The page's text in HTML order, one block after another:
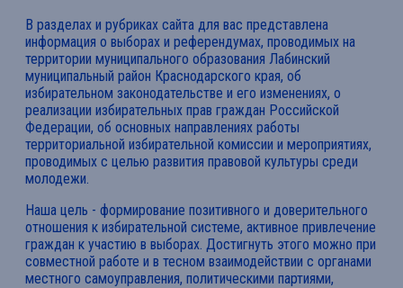
В разделах и рубриках сайта для вас представлена
информация о выборах и референдумах, проводимых на
территории муниципального образования Лабинский
муниципальный район Краснодарского края, об
избирательном законодательстве и его изменениях, о
реализации избирательных прав граждан Российской
Федерации, об основных направлениях работы
территориальной избирательной комиссии и мероприятиях,
проводимых с целью развития правовой культуры среди
молодежи.
Наша цель - формирование позитивного и доверительного
отношения к избирательной системе, активное привлечение
граждан к участию в выборах. Достигнуть этого можно при
совместной работе и в тесном взаимодействии с органами
местного самоуправления, политическими партиями,